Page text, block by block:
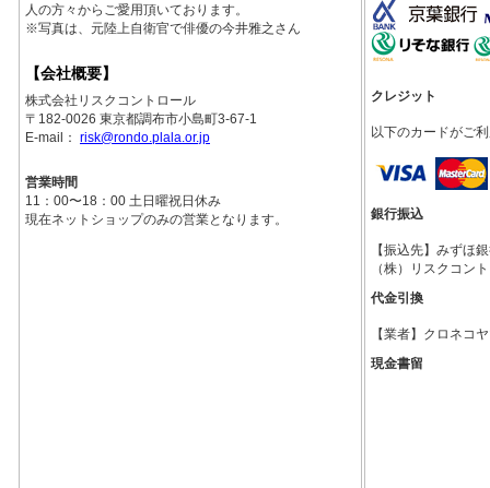
人の方々からご愛用頂いております。
※写真は、元陸上自衛官で俳優の今井雅之さん
【会社概要】
株式会社リスクコントロール
〒182-0026 東京都調布市小島町3-67-1
E-mail： risk@rondo.plala.or.jp
営業時間
11：00〜18：00 土日曜祝日休み
現在ネットショップのみの営業となります。
クレジット
以下のカードがご
銀行振込
【振込先】みずほ
（株）リスクコン
代金引換
【業者】クロネコ
現金書留